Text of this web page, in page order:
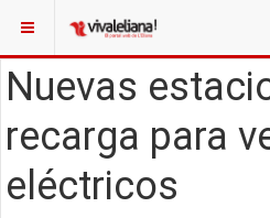
Nuevas
recarga para
eléctricos